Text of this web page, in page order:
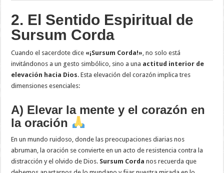
2. El Sentido Espiritual de
Sursum Corda
Cuando el sacerdote dice «¡Sursum Corda!», no solo está
invitándonos a un gesto simbólico, sino a una actitud interior de
elevación hacia Dios. Esta elevación del corazón implica tres
dimensiones esenciales:
A) Elevar la mente y el corazón en
la oración
En un mundo ruidoso, donde las preocupaciones diarias nos
abruman, la oración se convierte en un acto de resistencia contra la
distracción y el olvido de Dios. Sursum Corda nos recuerda que